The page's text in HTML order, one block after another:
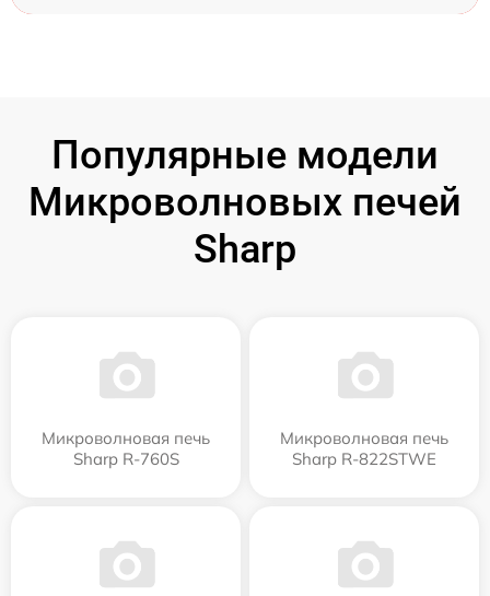
Популярные модели
Микроволновых печей
Sharp
Микроволновая печь
Sharp R-760S
Микроволновая печь
Sharp R-822STWE